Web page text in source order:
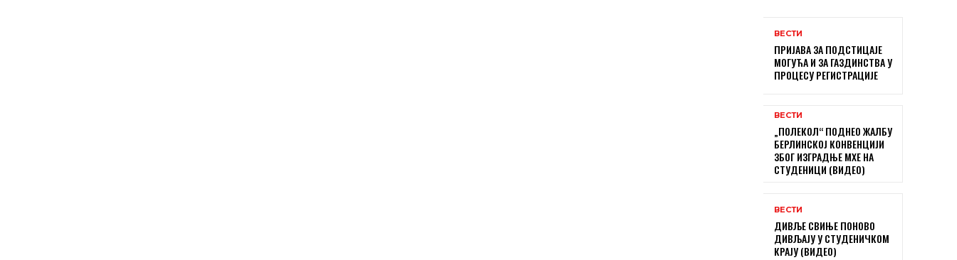
ВЕСТИ
ПРИЈАВА ЗА ПОДСТИЦАЈЕ
МОГУЋА И ЗА ГАЗДИНСТВА У
ПРОЦЕСУ РЕГИСТРАЦИЈЕ
ВЕСТИ
„ПОЛЕКОЛ“ ПОДНЕО ЖАЛБУ
БЕРЛИНСКОЈ КОНВЕНЦИЈИ
ЗБОГ ИЗГРАДЊЕ МХЕ НА
СТУДЕНИЦИ (ВИДЕО)
ВЕСТИ
ДИВЉЕ СВИЊЕ ПОНОВО
ДИВЉАЈУ У СТУДЕНИЧКОМ
КРАЈУ (ВИДЕО)